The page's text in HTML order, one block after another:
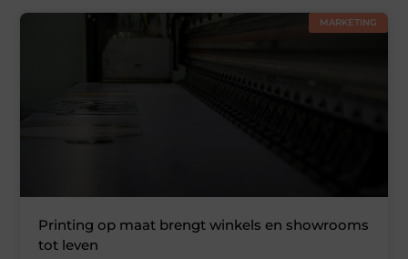
MARKETING
Printing op maat brengt winkels en showrooms
tot leven